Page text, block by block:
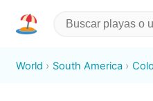
World South America